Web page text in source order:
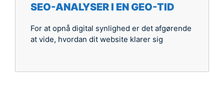
SEO-ANALYSER I EN GEO-TID
For at opnå digital synlighed er det afgørende
at vide, hvordan dit website klarer sig